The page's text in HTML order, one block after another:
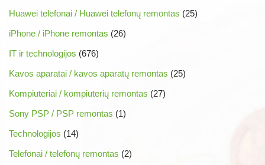
Huawei telefonai / Huawei telefonų remontas (25)
iPhone / iPhone remontas (26)
IT ir technologijos (676)
Kavos aparatai / kavos aparatų remontas (25)
Kompiuteriai / kompiuterių remontas (27)
Sony PSP / PSP remontas (1)
Technologijos (14)
Telefonai / telefonų remontas (2)